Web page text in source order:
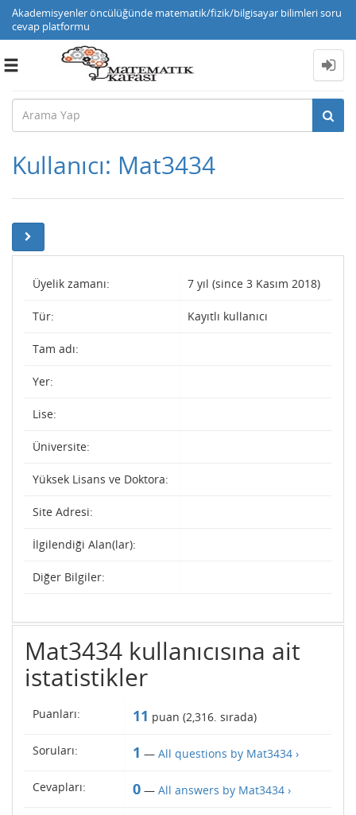
Akademisyenler öncülüğünde matematik/fizik/bilgisayar bilimleri soru
cevap platformu
Toggle
Kullanıcı: Mat3434
Üyelik zamanı: 7 yıl (since 3 Kasım 2018)
Tür: Kayıtlı kullanıcı
Tam adı:
Yer:
Lise:
Üniversite:
Yüksek Lisans ve Doktora:
Site Adresi:
İlgilendiği Alan(lar):
Diğer Bilgiler:
Mat3434 kullanıcısına ait
istatistikler
Puanları: 11 puan (2,316. sırada)
Soruları: 1 — All questions by Mat3434 ›
Cevapları: 0 — All answers by Mat3434 ›